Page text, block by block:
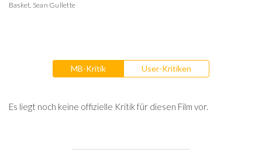
Basket, Sean Gullette
MB-Kritik User-Kritiken
Es liegt noch keine offizielle Kritik für diesen Film vor.